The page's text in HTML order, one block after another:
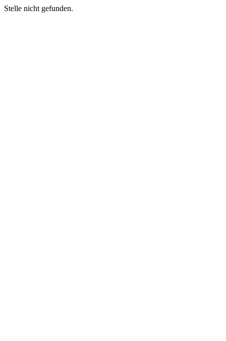
Stelle nicht gefunden.